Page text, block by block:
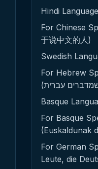
Hindi Language
For Chinese
于说中文的人)
Swedish
For Hebrew
Basque
For Basque
(Euskaldunak
For German
Leute, die